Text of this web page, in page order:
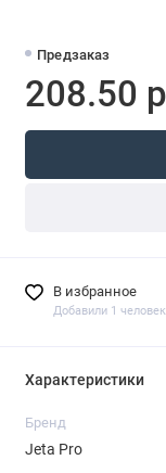
Предзаказ
208.50
В избранное
Добавили 1 человек
Характеристики
Бренд
Jeta Pro